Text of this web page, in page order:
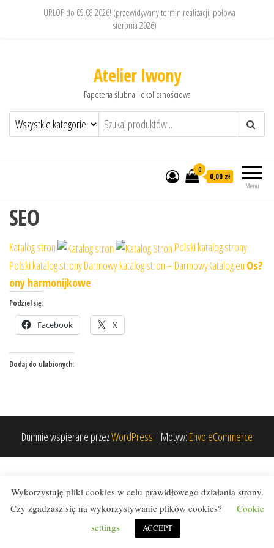
Atelier Iwony
Papeteria ślubna i okolicznościowa
Menu
0
0,00 zł
SEO
Katalog stron
Polski katalog strony
Polski katalog stronyDarmowy katalog stron – DarmowyKatalog.eu Os?
ony harmonijkowe
Podziel się:
Facebook X
Dodaj do ulubionych:
Dumnie wspierane przezWordPress | Motyw: Envo eCommerce
Wykorzystuję pliki cookies w celu prawidłowego działania strony.
Czy zgadzasz się na wykorzystywanie plików cookies?
Cookie
settings
ACCEPT
URLOP do 09.08.2026! (przewidywany termin realizacji: połowa
sierpnia 2026)